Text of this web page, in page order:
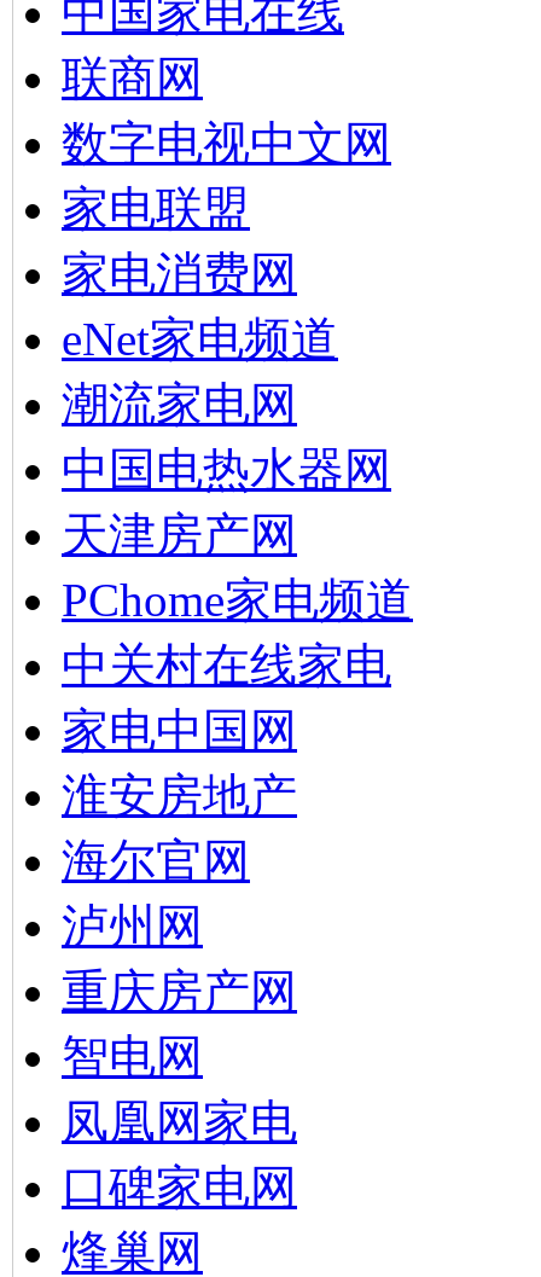
中国家电在线
联商网
数字电视中文网
家电联盟
家电消费网
eNet家电频道
潮流家电网
中国电热水器网
天津房产网
PChome家电频道
中关村在线家电
家电中国网
淮安房地产
海尔官网
泸州网
重庆房产网
智电网
凤凰网家电
口碑家电网
烽巢网